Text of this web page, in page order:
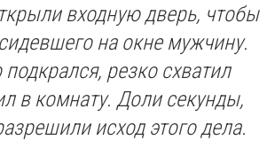
входную дверь, чтобы
на окне мужчину.
резко схватил
в комнату. Доли секунды,
исход этого дела.